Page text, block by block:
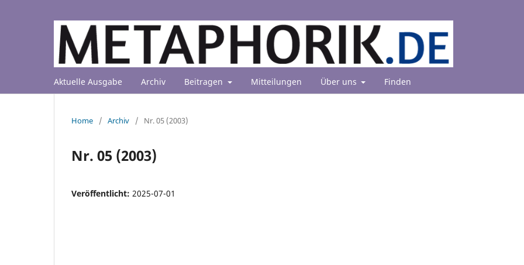
Aktuelle Ausgabe Archiv Beitragen Mitteilungen Über uns Finden
Home / Archiv / Nr. 05 (2003)
Nr. 05 (2003)
Veröffentlicht: 2025-07-01